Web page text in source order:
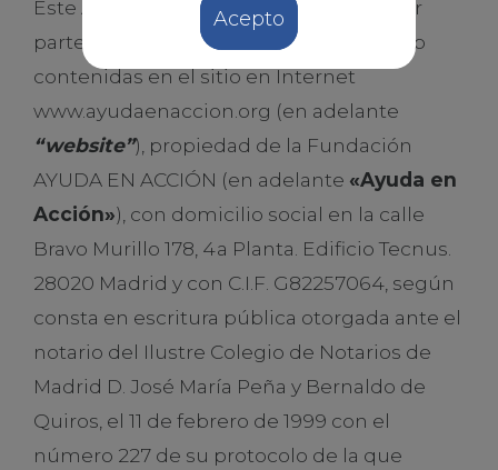
Este Aviso Legal regula la utilización por
parte de los usuarios de las páginas web
contenidas en el sitio en Internet
www.ayudaenaccion.org (en adelante
“website”), propiedad de la Fundación
AYUDA EN ACCIÓN (en adelante «Ayuda en
Acción»), con domicilio social en la calle
Bravo Murillo 178, 4a Planta. Edificio Tecnus.
28020 Madrid y con C.I.F. G82257064, según
consta en escritura pública otorgada ante el
notario del Ilustre Colegio de Notarios de
Madrid D. José María Peña y Bernaldo de
Quiros, el 11 de febrero de 1999 con el
número 227 de su protocolo de la que
Acepto